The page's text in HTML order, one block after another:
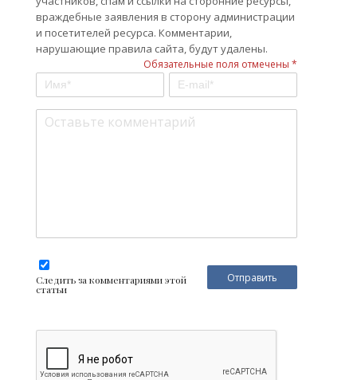
враждебные заявления в сторону администрации
и посетителей ресурса. Комментарии,
нарушающие правила сайта, будут удалены.
Обязательные поля отмечены *
Следить за комментариями этой
статьи